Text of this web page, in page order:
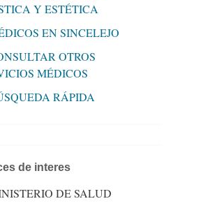
Y ESTÉTICA
EN SINCELEJO
OTROS
MÉDICOS
RÁPIDA
de interes
DE SALUD